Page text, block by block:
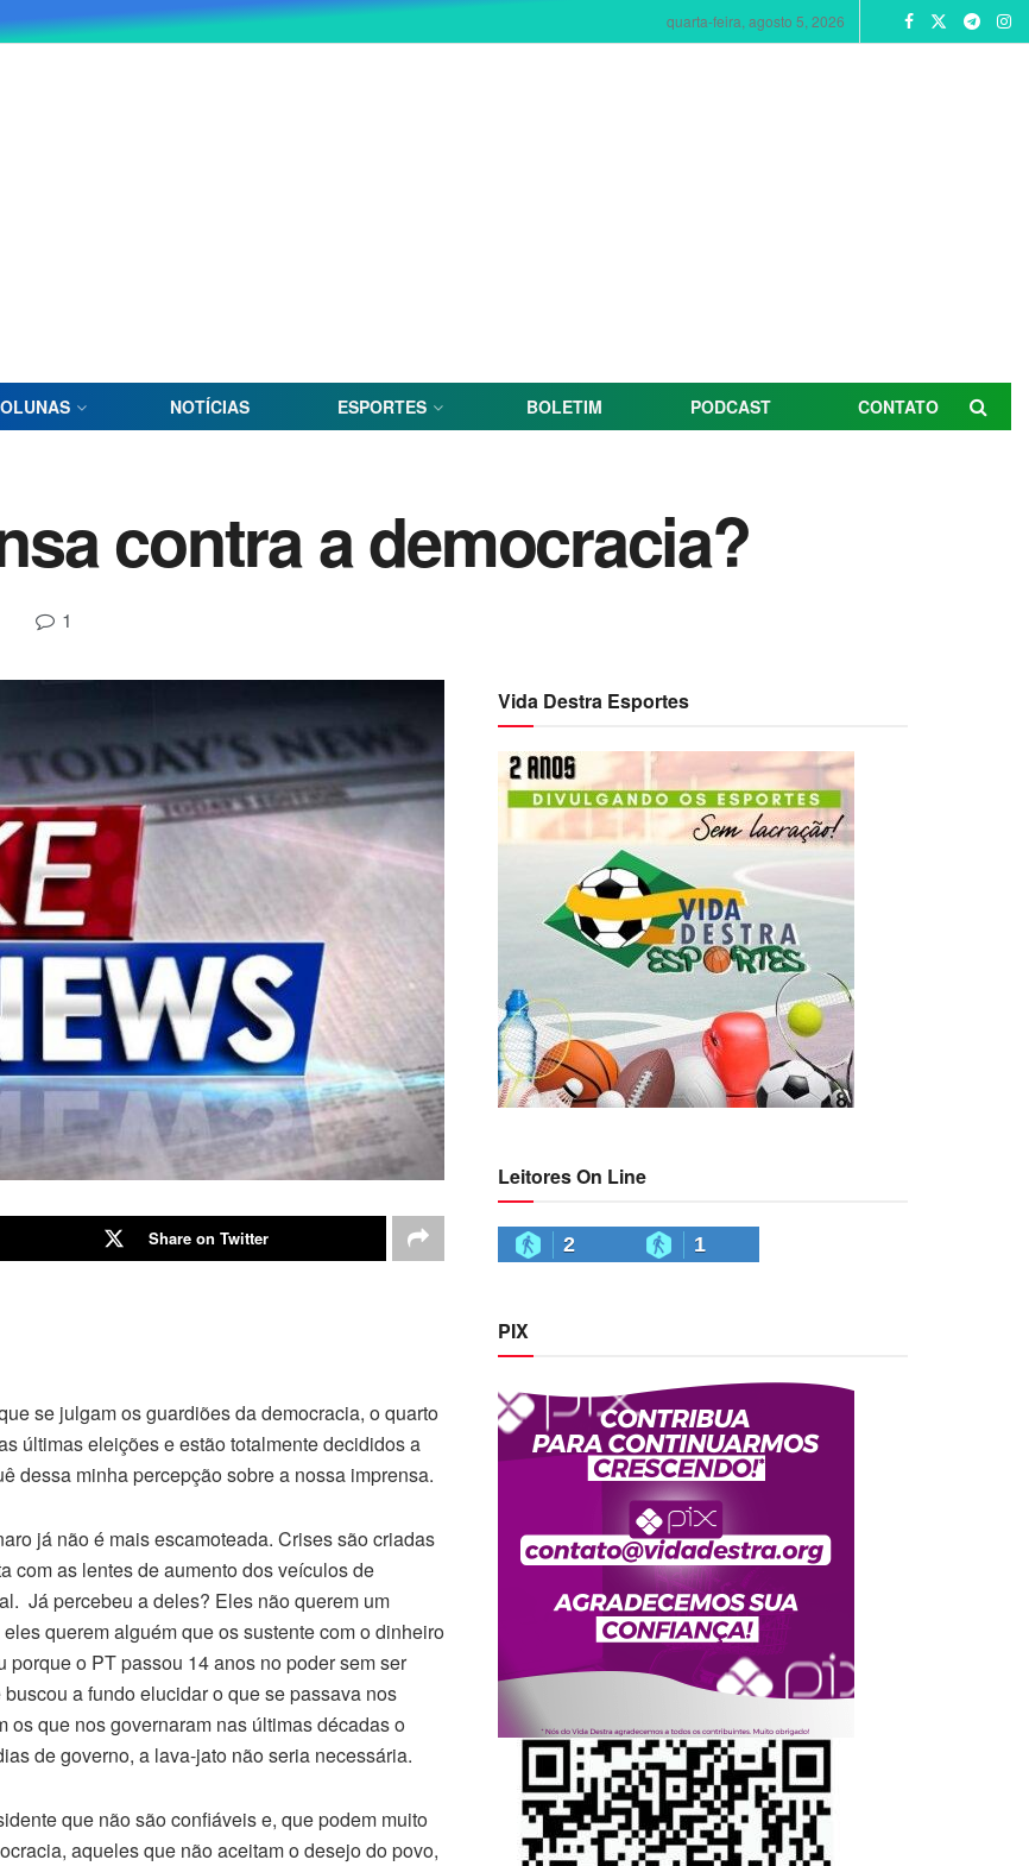
quarta-feira, agosto 5, 2026
NOTÍCIAS ESPORTES BOLETIM PODCAST CONTATO
contra a democracia?
1
Share on Twitter
se julgam os guardiões da democracia, o quarto
últimas eleições e estão totalmente decididos a
dessa minha percepção sobre a nossa imprensa.
já não é mais escamoteada. Crises são criadas
com as lentes de aumento dos veículos de
Já percebeu a deles? Eles não querem um
querem alguém que os sustente com o dinheiro
o PT passou 14 anos no poder sem ser
a fundo elucidar o que se passava nos
que nos governaram nas últimas décadas o
de governo, a lava-jato não seria necessária.
que não são confiáveis e, que podem muito
aqueles que não aceitam o desejo do povo,
Vida Destra Esportes
Leitores On Line
2 1
PIX